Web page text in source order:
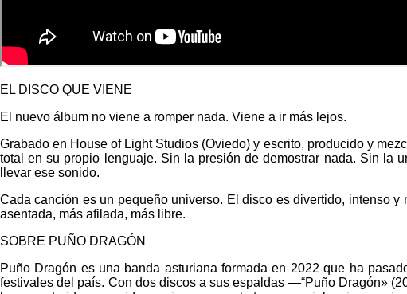
EL DISCO QUE VIENE
El nuevo álbum no viene a romper nada. Viene a ir más lejos.
Grabado en House of Light Studios (Oviedo) y escrito, producido y
total en su propio lenguaje. Sin la presión de demostrar nada. Sin la
llevar ese sonido.
Cada canción es un pequeño universo. El disco es divertido, intenso
asentada, más afilada, más libre.
SOBRE PUÑO DRAGÓN
Puño Dragón es una banda asturiana formada en 2022 que ha
festivales del país. Con dos discos a sus espaldas —“Puño Dragón»